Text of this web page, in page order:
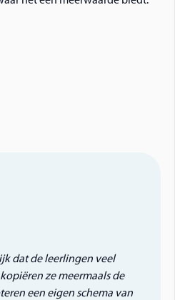
dat de leerlingen veel
ze meermaals de
een eigen schema van